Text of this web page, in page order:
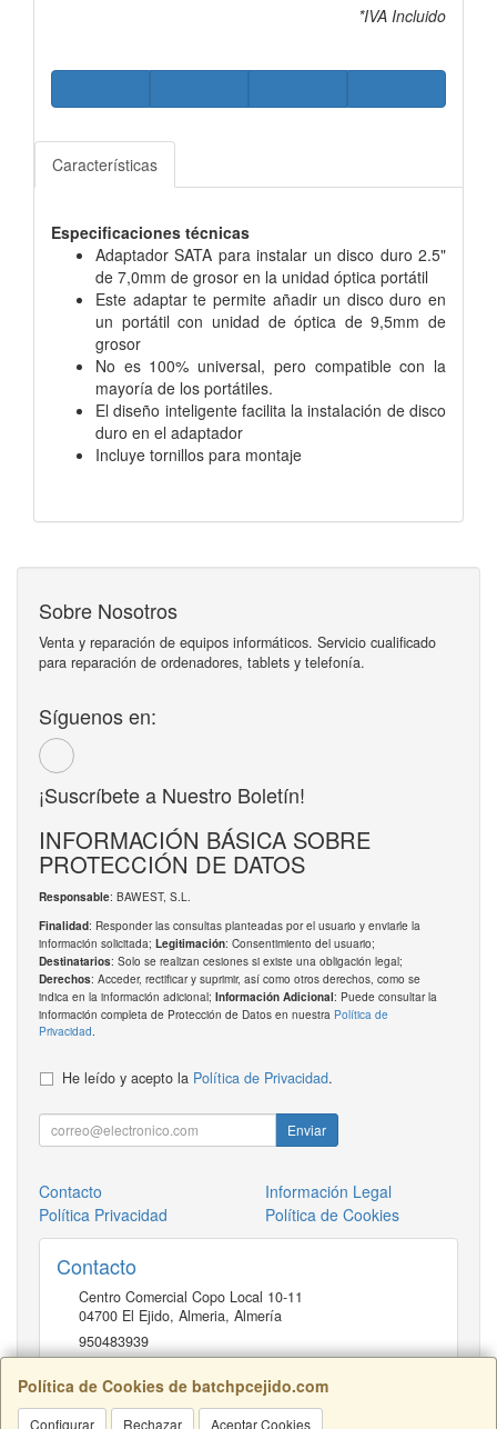
*IVA Incluido
Características
Especificaciones técnicas
Adaptador SATA para instalar un disco duro 2.5"
de 7,0mm de grosor en la unidad óptica portátil
Este adaptar te permite añadir un disco duro en
un portátil con unidad de óptica de 9,5mm de
grosor
No es 100% universal, pero compatible con la
mayoría de los portátiles.
El diseño inteligente facilita la instalación de disco
duro en el adaptador
Incluye tornillos para montaje
Política de Cookies de batchpcejido.com
Configurar Rechazar Aceptar Cookies
Sobre Nosotros
Venta y reparación de equipos informáticos. Servicio cualificado
para reparación de ordenadores, tablets y telefonía.
Síguenos en:
¡Suscríbete a Nuestro Boletín!
INFORMACIÓN BÁSICA SOBRE
PROTECCIÓN DE DATOS
Responsable: BAWEST, S.L.
Finalidad: Responder las consultas planteadas por el usuario y enviarle la
información solicitada; Legitimación: Consentimiento del usuario;
Destinatarios: Solo se realizan cesiones si existe una obligación legal;
Derechos: Acceder, rectificar y suprimir, así como otros derechos, como se
indica en la información adicional; Información Adicional: Puede consultar la
información completa de Protección de Datos en nuestra Política de
Privacidad
He leído y acepto la Política de Privacidad.
Enviar
Contacto
Información Legal
Política Privacidad
Política de Cookies
Contacto
Centro Comercial Copo Local 10-11
04700 El Ejido, Almeria, Almería
950483939
Horario